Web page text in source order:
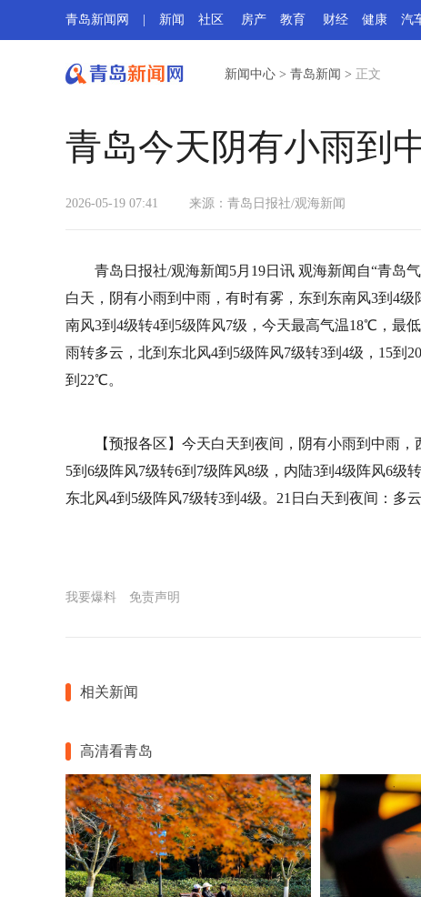
青岛新闻网 新闻 社区 房产 教育 财经 健康 汽
新闻中心 > 青岛新闻 > 正文
青岛今天阴有小雨到
2026-05-19 07:41 来源：青岛日报社/观海新闻
青岛日报社/观海新闻5月19日讯 观海新闻自“青岛
白天，阴有小雨到中雨，有时有雾，东到东南风3到4
南风3到4级转4到5级阵风7级，今天最高气温18℃，最
雨转多云，北到东北风4到5级阵风7级转3到4级，15到
到22℃。
【预报各区】今天白天到夜间，阴有小雨到中雨
5到6级阵风7级转6到7级阵风8级，内陆3到4级阵风6级
东北风4到5级阵风7级转3到4级。21日白天到夜间：多
我要爆料 免责声明
相关新闻
高清看青岛